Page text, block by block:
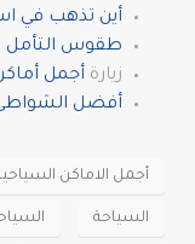
أين تذهب في
طقوس التأمل
زيارة أجمل
أفضل الشواطئ
أجمل الاماكن
السياحة